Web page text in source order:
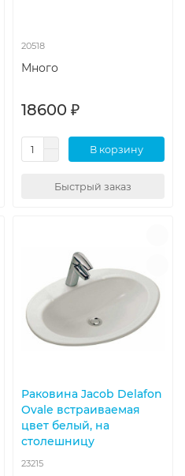
20518
Много
18600 ₽
В корзину
Быстрый заказ
Раковина Jacob Delafon
Ovale встраиваемая
цвет белый, на
столешницу
23215